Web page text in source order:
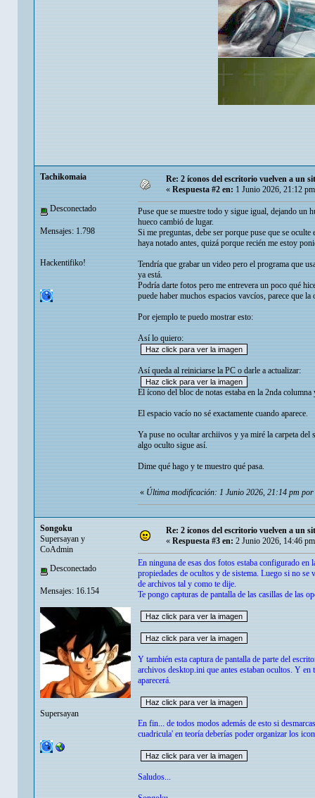
Tachikomaia
Desconectado
Mensajes: 1.798
Hackentifiko!
Re: 2 íconos del escritorio vuelven a un
«Respuesta #2 en:1 Junio 2026, 21:12
Puse que se muestre todo y sigue igual, dejando un
hueco cambió de lugar.
Si me preguntas, debe ser porque puse que se
haya notado antes, quizá porque recién me estoy
Tendría que grabar un video pero el programa que
ya está.
Podría darte fotos pero me entrevera un poco qué
puede haber muchos espacios vavcíos, parece que
Por ejemplo te puedo mostrar esto:
Así lo quiero:
Así queda al reiniciarse la PC o darle a actualizar:
El ícono del bloc de notas estaba en la 2nda columna
El espacio vacío no sé exactamente cuando aparece.
Ya puse no ocultar archiivos y ya miré la carpeta
algo oculto sigue así.
Dime qué hago y te muestro qué pasa.
«Última modificación: 1 Junio 2026, 21:14 pm por
Songoku
Supersayan y
CoAdmin
Desconectado
Mensajes: 16.154
Supersayan
Re: 2 íconos del escritorio vuelven a un
« Respuesta #3 en: 2 Junio 2026, 14:46
En ninguna de esas dos fotos estaba configurado
propiedades de ocultos y de sistema. Luego si no se
de archivos tal y como te dije.
Te pongo capturas de pantalla de las casillas de las
Y también esta captura de pantalla de parte del
archivos desktop.ini que antes estaban ocultos. Y
aparecerá.
En fin... de todos modos además de esto si
cuadricula' en teoría deberías poder organizar los
Saludos...